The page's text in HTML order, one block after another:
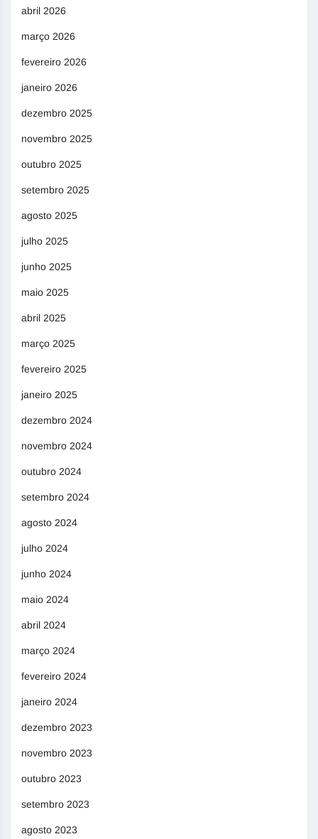
abril 2026
março 2026
fevereiro 2026
janeiro 2026
dezembro 2025
novembro 2025
outubro 2025
setembro 2025
agosto 2025
julho 2025
junho 2025
maio 2025
abril 2025
março 2025
fevereiro 2025
janeiro 2025
dezembro 2024
novembro 2024
outubro 2024
setembro 2024
agosto 2024
julho 2024
junho 2024
maio 2024
abril 2024
março 2024
fevereiro 2024
janeiro 2024
dezembro 2023
novembro 2023
outubro 2023
setembro 2023
agosto 2023